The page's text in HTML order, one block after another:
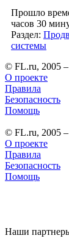
Прошло
часов 30
Раздел:
системы
© FL.ru, 2005
О проекте
Правила
Безопасность
Помощь
© FL.ru, 2005
О проекте
Правила
Безопасность
Помощь
Наши